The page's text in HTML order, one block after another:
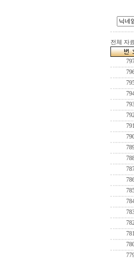
전체 자
791
781